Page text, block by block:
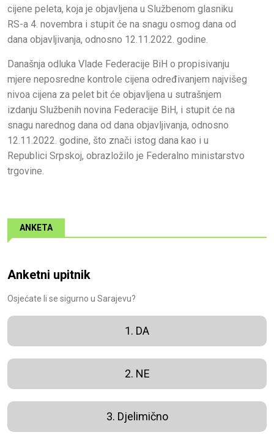
cijene peleta, koja je objavljena u Službenom glasniku
RS-a 4. novembra i stupit će na snagu osmog dana od
dana objavljivanja, odnosno 12.11.2022. godine.
Današnja odluka Vlade Federacije BiH o propisivanju
mjere neposredne kontrole cijena određivanjem najvišeg
nivoa cijena za pelet bit će objavljena u sutrašnjem
izdanju Službenih novina Federacije BiH, i stupit će na
snagu narednog dana od dana objavljivanja, odnosno
12.11.2022. godine, što znači istog dana kao i u
Republici Srpskoj, obrazložilo je Federalno ministarstvo
trgovine.
ANKETA
Anketni upitnik
Osjećate li se sigurno u Sarajevu?
1. DA
2. NE
3. Djelimično